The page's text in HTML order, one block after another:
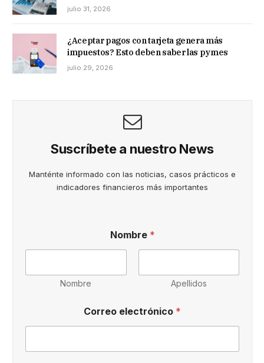
julio 31, 2026
¿Aceptar pagos con tarjeta genera más
impuestos? Esto deben saber las pymes
julio 29, 2026
Suscríbete a nuestro News
Manténte informado con las noticias, casos prácticos e
indicadores financieros más importantes
Nombre *
Nombre Apellidos
r
i
Correo electrónico *